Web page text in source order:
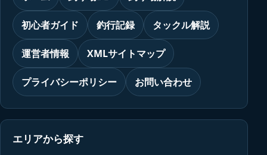
初心者ガイド 釣行記録 タックル解説
運営者情報 XMLサイトマップ
プライバシーポリシー お問い合わせ
エリアから探す